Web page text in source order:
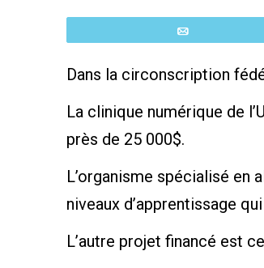
Dans la circonscription
La clinique numérique de
près de 25 000$.
L’organisme spécialisé
niveaux d’apprentissage
L’autre projet financé est